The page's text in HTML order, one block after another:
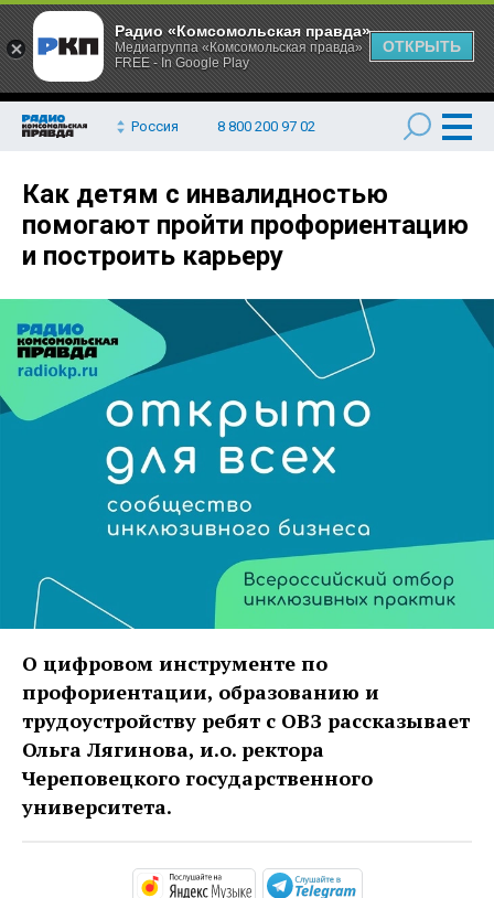
Россия 8 800 200 97 02
Как детям с инвалидностью
помогают пройти профориентацию
и построить карьеру
О цифровом инструменте по
профориентации, образованию и
трудоустройству ребят с ОВЗ рассказывает
Ольга Лягинова, и.о. ректора
Череповецкого государственного
университета.
https://music.yandex.ru/
Радио «Комсомольская правда»
Медиагруппа «Комсомольская правда»
FREE - In Google Play
ОТКРЫТЬ